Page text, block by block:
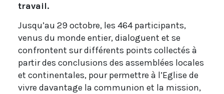
travail.
Jusqu’au 29 octobre, les 464 participants,
venus du monde entier, dialoguent et se
confrontent sur différents points collectés à
partir des conclusions des assemblées locales
et continentales, pour permettre à l’Eglise de
vivre davantage la communion et la mission,